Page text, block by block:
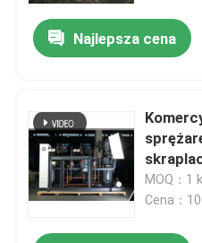
Najlepsza cena
MOQ：1
Cena：